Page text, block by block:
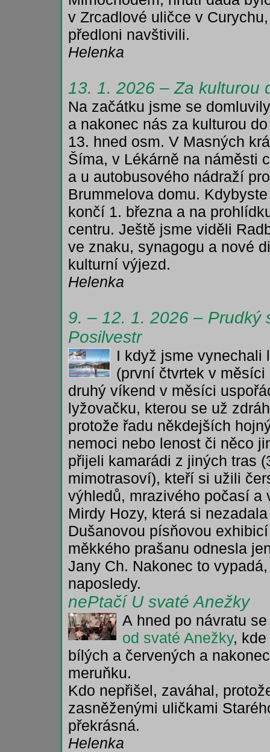
v Zrcadlové uličce v
předloni navštivili.
Helenka
13. 1. 2026 – Za kulturou
Na začátku jsme se
a nakonec nás za kulturou
13. hned osm. V Masných
Šíma, v Lékárně na náměsti
a u autobusového nádraží
Brummelova domu.
končí 1. března a na
centru. Ještě jsme viděli
ve znaku, synagogu a nové
kulturní výjezd.
Helenka
9. – 12. 1. 2026 – Prudký
Posilvestr
I když jsme vynechali
(první čtvrtek v
druhý víkend v měsíci
lyžovačku, kterou se už
protože řadu někdejších
nemoci nebo lenost či něco
přijeli kamarádi z jiných tras
mimotrasoví), kteří si užili
výhledů, mrazivého počasí a
Mirdy Hozy, která si
Dušanovou písňovou
měkkého prašanu odnesla
Jany Ch. Nakonec to
naposledy.
nePtačí U svaté Anežky
A hned po návratu
od svaté Anežky,
bílých a červených a
meruňku.
Kdo nepřišel, zaváhal,
zasněženými uličkami
překrásná.
Helenka